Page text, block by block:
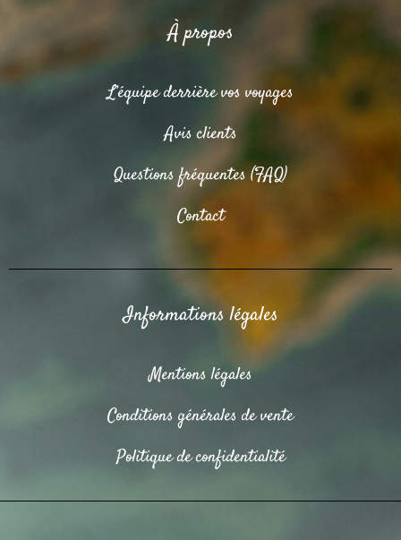
À propos
L’équipe derrière vos voyages
Avis clients
Questions fréquentes (FAQ)
Contact
Informations légales
Mentions légales
Conditions générales de vente
Politique de confidentialité